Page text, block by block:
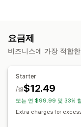
재무 운영
청구서 및 인보이스 발행
주문 세부 정보
맞춤 설정
파일 관리
이메일 자동화
PDF 생
요금제
비즈니스에 가장 적합
Starter
$12.49
/월
또는 연 $99.99 및 33%
Extra charges for